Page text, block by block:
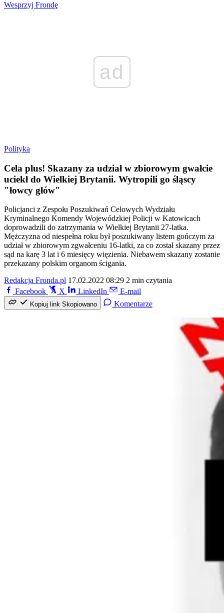
Wesprzyj Frondę
ad
Polityka
Cela plus! Skazany za udział w zbiorowym gwałcie
uciekł do Wielkiej Brytanii. Wytropili go śląscy
"łowcy głów"
Policjanci z Zespołu Poszukiwań Celowych Wydziału
Kryminalnego Komendy Wojewódzkiej Policji w Katowicach
doprowadzili do zatrzymania w Wielkiej Brytanii 27-latka.
Mężczyzna od niespełna roku był poszukiwany listem gończym za
udział w zbiorowym zgwałceniu 16-latki, za co został skazany przez
sąd na karę 3 lat i 6 miesięcy więzienia. Niebawem skazany zostanie
przekazany polskim organom ścigania.
Redakcja Fronda.pl 17.02.2022 08:29 2 min czytania
Facebook
X LinkedIn E-mail
Kopiuj link Skopiowano Komentarze